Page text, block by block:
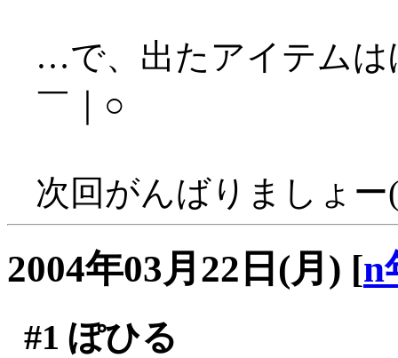
…で、出たアイテム
￣｜○
次回がんばりましょ
2004年03月22日(月) [n
#1 ぽひる